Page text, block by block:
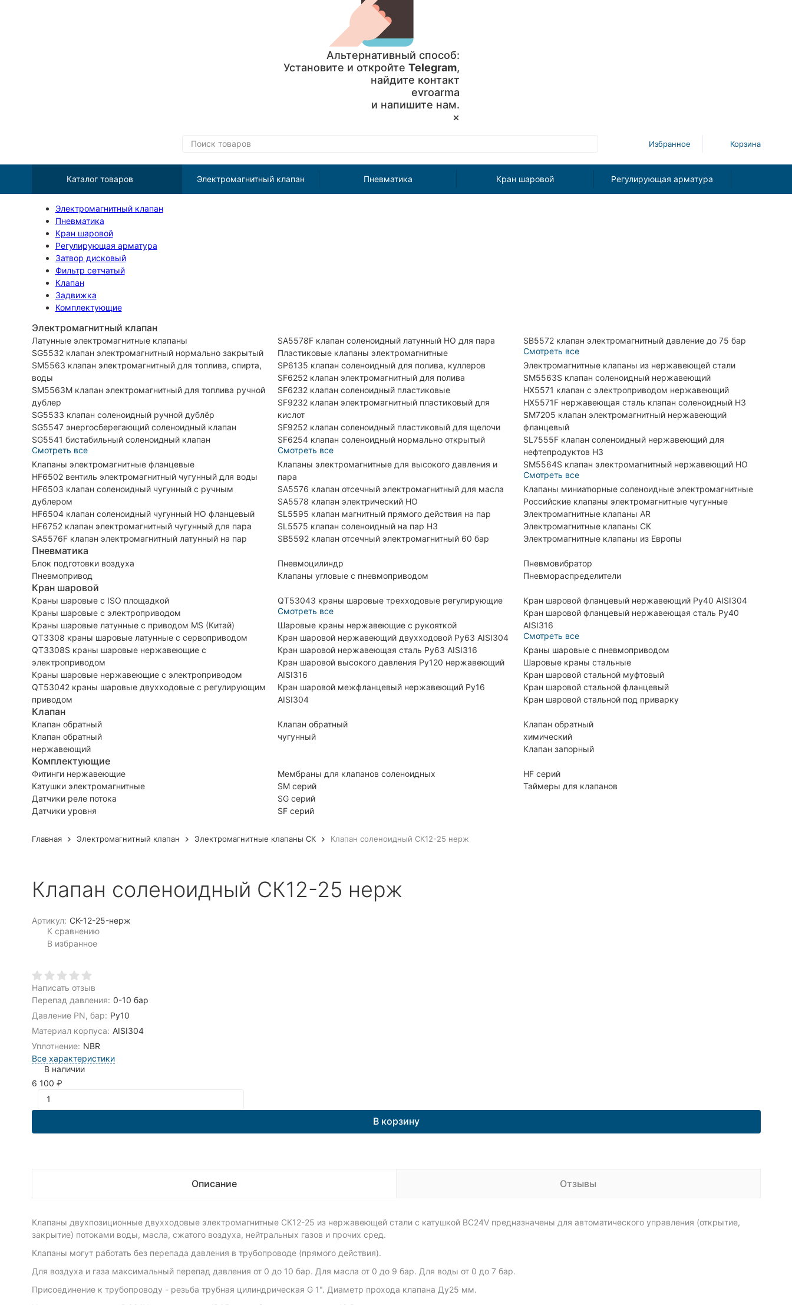
Альтернативный способ:
Установите и откройте Telegram,
найдите контакт
evroarma
и напишите нам.
×
Избранное Корзина
Каталог товаров Электромагнитный клапан Пневматика Кран шаровой Регулирующая арматура
Электромагнитный клапан
Пневматика
Кран шаровой
Регулирующая арматура
Затвор дисковый
Фильтр сетчатый
Клапан
Задвижка
Комплектующие
Электромагнитный клапан
Латунные электромагнитные клапаны
SG5532 клапан электромагнитный нормально закрытый
SM5563 клапан электромагнитный для топлива, спирта,
воды
SM5563M клапан электромагнитный для топлива ручной
дублер
SG5533 клапан соленоидный ручной дублёр
SG5547 энергосберегающий соленоидный клапан
SG5541 бистабильный соленоидный клапан
Смотреть все
Клапаны электромагнитные фланцевые
HF6502 вентиль электромагнитный чугунный для воды
HF6503 клапан соленоидный чугунный с ручным
дублером
HF6504 клапан соленоидный чугунный НО фланцевый
HF6752 клапан электромагнитный чугунный для пара
SA5576F клапан электромагнитный латунный на пар
SA5578F клапан соленоидный латунный НО для пара
Пластиковые клапаны электромагнитные
SP6135 клапан соленоидный для полива, куллеров
SF6252 клапан электромагнитный для полива
SF6232 клапан соленоидный пластиковые
SF9232 клапан электромагнитный пластиковый для
кислот
SF9252 клапан соленоидный пластиковый для щелочи
SF6254 клапан соленоидный нормально открытый
Смотреть все
Клапаны электромагнитные для высокого давления и
пара
SA5576 клапан отсечный электромагнитный для масла
SA5578 клапан электрический НО
SL5595 клапан магнитный прямого действия на пар
SL5575 клапан соленоидный на пар НЗ
SB5592 клапан отсечный электромагнитный 60 бар
SB5572 клапан электромагнитный давление до 75 бар
Смотреть все
Электромагнитные клапаны из нержавеющей стали
SM5563S клапан соленоидный нержавеющий
HX5571 клапан с электроприводом нержавеющий
HX5571F нержавеющая сталь клапан соленоидный НЗ
SM7205 клапан электромагнитный нержавеющий
фланцевый
SL7555F клапан соленоидный нержавеющий для
нефтепродуктов НЗ
SM5564S клапан электромагнитный нержавеющий НО
Смотреть все
Клапаны миниатюрные соленоидные электромагнитные
Российские клапаны электромагнитные чугунные
Электромагнитные клапаны AR
Электромагнитные клапаны СК
Электромагнитные клапаны из Европы
Пневматика
Блок подготовки воздуха
Пневмопривод
Пневмоцилиндр
Клапаны угловые с пневмоприводом
Пневмовибратор
Пневмораспределители
Кран шаровой
Краны шаровые с ISO площадкой
Краны шаровые с электроприводом
Краны шаровые латунные с приводом MS (Китай)
QT3308 краны шаровые латунные с сервоприводом
QT3308S краны шаровые нержавеющие с
электроприводом
Краны шаровые нержавеющие с электроприводом
QT53042 краны шаровые двухходовые с регулирующим
приводом
QT53043 краны шаровые трехходовые регулирующие
Смотреть все
Шаровые краны нержавеющие с рукояткой
Кран шаровой нержавеющий двухходовой Ру63 AISI304
Кран шаровой нержавеющая сталь Ру63 AISI316
Кран шаровой высокого давления Ру120 нержавеющий
AISI316
Кран шаровой межфланцевый нержавеющий Ру16
AISI304
Кран шаровой фланцевый нержавеющий Ру40 AISI304
Кран шаровой фланцевый нержавеющая сталь Ру40
AISI316
Смотреть все
Краны шаровые с пневмоприводом
Шаровые краны стальные
Кран шаровой стальной муфтовый
Кран шаровой стальной фланцевый
Кран шаровой стальной под приварку
Клапан
Клапан обратный
Клапан обратный
нержавеющий
Клапан обратный
чугунный
Клапан обратный
химический
Клапан запорный
Комплектующие
Фитинги нержавеющие
Катушки электромагнитные
Датчики реле потока
Датчики уровня
Мембраны для клапанов соленоидных
SM серий
SG серий
SF серий
HF серий
Таймеры для клапанов
Главная Электромагнитный клапан Электромагнитные клапаны СК Клапан соленоидный СК12-25 нерж
Клапан соленоидный СК12-25 нерж
Артикул: CK-12-25-нерж
К сравнению
В избранное
Написать отзыв
Перепад давления: 0-10 бар
Давление PN, бар: Ру10
Материал корпуса: AISI304
Уплотнение: NBR
Все характеристики
В наличии
6 100 ₽
В корзину
Описание Отзывы
Клапаны двухпозиционные двухходовые электромагнитные СК12-25 из нержавеющей стали с катушкой ВС24V предназначены для автоматического управления (открытие,
закрытие) потоками воды, масла, сжатого воздуха, нейтральных газов и прочих сред.
Клапаны могут работать без перепада давления в трубопроводе (прямого действия).
Для воздуха и газа максимальный перепад давления от 0 до 10 бар. Для масла от 0 до 9 бар. Для воды от 0 до 7 бар.
Присоединение к трубопроводу - резьба трубная цилиндрическая G 1". Диаметр прохода клапана Ду25 мм.